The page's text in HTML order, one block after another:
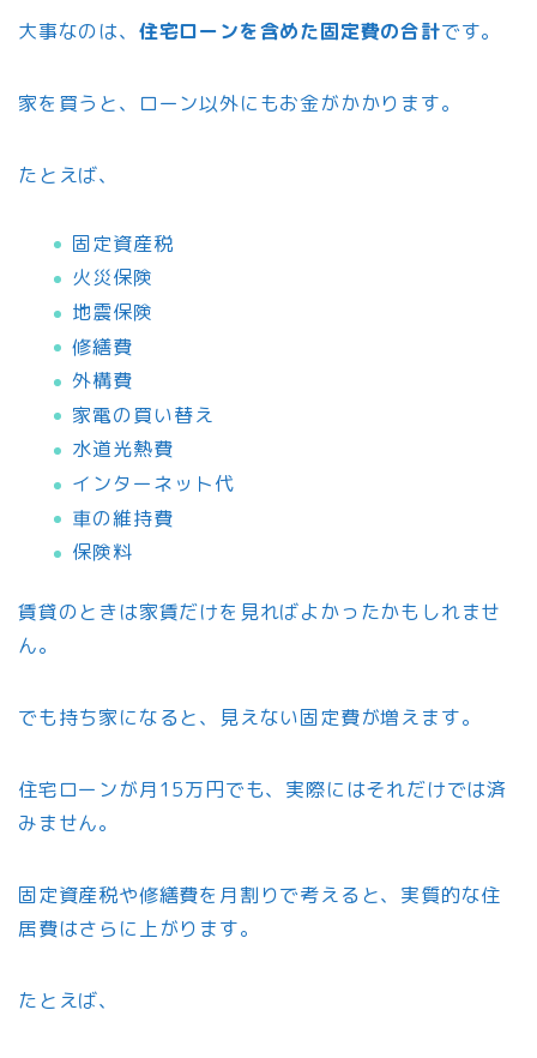
大事なのは、 住宅ローンを含めた固定費の合計です。
家を買うと、ローン以外にもお金がかかります。
たとえば、
固定資産税
火災保険
地震保険
修繕費
外構費
家電の買い替え
水道光熱費
インターネット代
車の維持費
保険料
賃貸のときは家賃だけを見ればよかったかもしれませ
ん。
でも持ち家になると、見えない固定費が増えます。
住宅ローンが月15万円でも、実際にはそれだけでは済
みません。
固定資産税や修繕費を月割りで考えると、実質的な住
居費はさらに上がります。
たとえば、